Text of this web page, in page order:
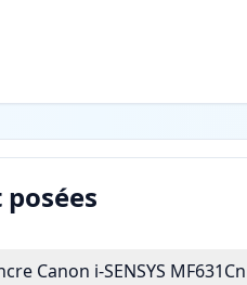
Canon i-SENSYS